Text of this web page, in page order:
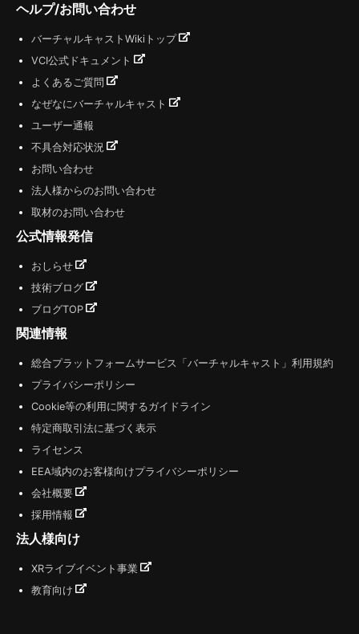
ヘルプ/お問い合わせ
バーチャルキャストWikiトップ
VCI公式ドキュメント
よくあるご質問
なぜなにバーチャルキャスト
ユーザー通報
不具合対応状況
お問い合わせ
法人様からのお問い合わせ
取材のお問い合わせ
公式情報発信
おしらせ
技術ブログ
ブログTOP
関連情報
総合プラットフォームサービス「バーチャルキャスト」利用規約
プライバシーポリシー
Cookie等の利用に関するガイドライン
特定商取引法に基づく表示
ライセンス
EEA域内のお客様向けプライバシーポリシー
会社概要
採用情報
法人様向け
XRライブイベント事業
教育向け